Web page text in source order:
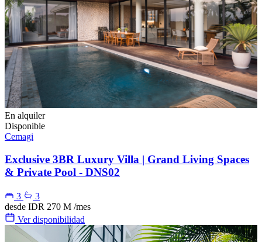
En alquiler
Disponible
Cemagi
Exclusive 3BR Luxury Villa | Grand Living Spaces
& Private Pool - DNS02
3
3
desde IDR 270 M /mes
Ver disponibilidad